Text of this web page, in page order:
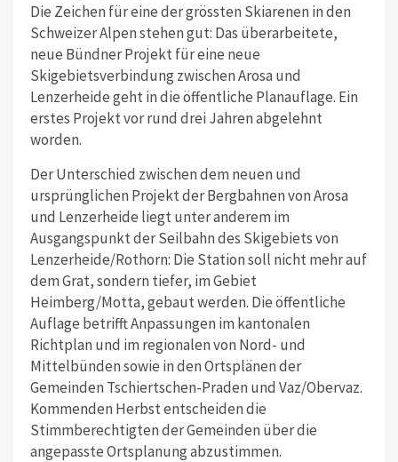
Die Zeichen für eine der grössten Skiarenen in den
Schweizer Alpen stehen gut: Das überarbeitete,
neue Bündner Projekt für eine neue
Skigebietsverbindung zwischen Arosa und
Lenzerheide geht in die öffentliche Planauflage. Ein
erstes Projekt vor rund drei Jahren abgelehnt
worden.
Der Unterschied zwischen dem neuen und
ursprünglichen Projekt der Bergbahnen von Arosa
und Lenzerheide liegt unter anderem im
Ausgangspunkt der Seilbahn des Skigebiets von
Lenzerheide/Rothorn: Die Station soll nicht mehr auf
dem Grat, sondern tiefer, im Gebiet
Heimberg/Motta, gebaut werden. Die öffentliche
Auflage betrifft Anpassungen im kantonalen
Richtplan und im regionalen von Nord- und
Mittelbünden sowie in den Ortsplänen der
Gemeinden Tschiertschen-Praden und Vaz/Obervaz.
Kommenden Herbst entscheiden die
Stimmberechtigten der Gemeinden über die
angepasste Ortsplanung abzustimmen.